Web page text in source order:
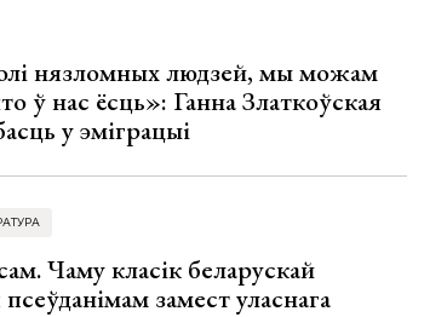
нязломных людзей, мы можам
ў нас ёсць»: Ганна Златкоўская
у эміграцыі
Чаму класік беларускай
замест уласнага